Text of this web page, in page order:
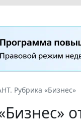
Рубрика «Бизнес»